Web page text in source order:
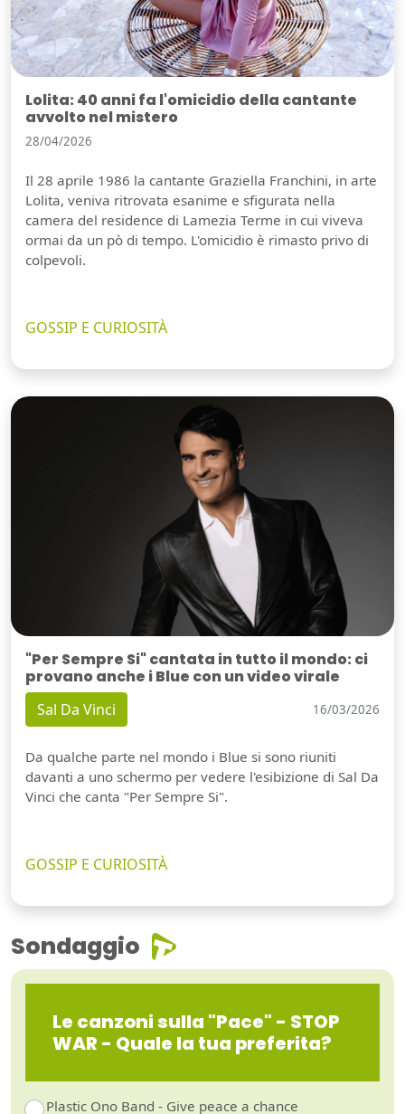
Lolita: 40 anni fa l'omicidio della cantante
avvolto nel mistero
28/04/2026
Il 28 aprile 1986 la cantante Graziella Franchini, in arte
Lolita, veniva ritrovata esanime e sfigurata nella
camera del residence di Lamezia Terme in cui viveva
ormai da un pò di tempo. L'omicidio è rimasto privo di
colpevoli.
GOSSIP E CURIOSITÀ
"Per Sempre Si" cantata in tutto il mondo: ci
provano anche i Blue con un video virale
Sal Da Vinci 16/03/2026
Da qualche parte nel mondo i Blue si sono riuniti
davanti a uno schermo per vedere l'esibizione di Sal Da
Vinci che canta "Per Sempre Si".
GOSSIP E CURIOSITÀ
Sondaggio
Le canzoni sulla "Pace" - STOP
WAR - Quale la tua preferita?
Plastic Ono Band - Give peace a chance